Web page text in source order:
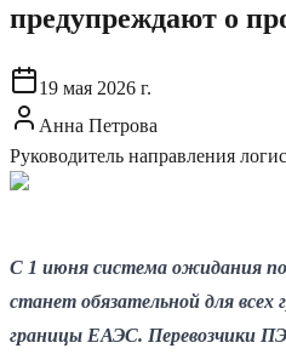
предупреждают о
19 мая 2026 г.
Анна Петрова
Руководитель направления
С 1 июня система ожидания
станет обязательной для всех
границы ЕАЭС. Перевозчики